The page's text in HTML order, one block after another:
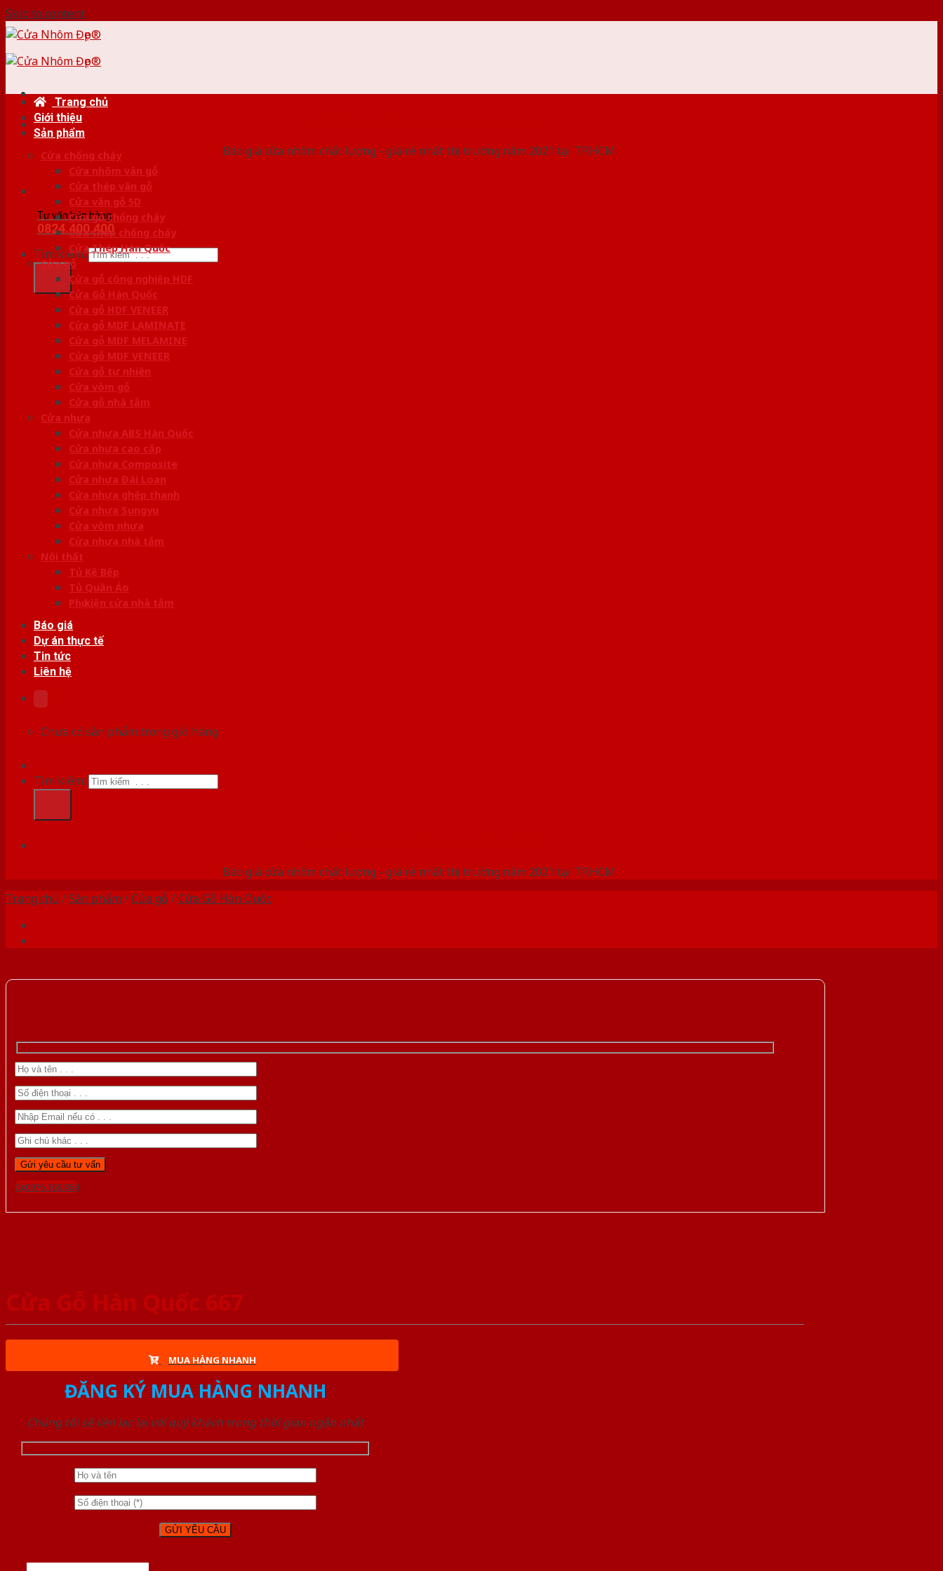
Skip to content
Báo giá cửa nhôm chất lượng - giá rẻ nhất thị trường năm 2021 tại TP.HCM
Tư vấn bán hàng
0824.400.400
Tìm kiếm:
Trang chủ
Giới thiệu
Sản phẩm
Cửa chống cháy
Cửa nhôm vân gỗ
Cửa thép vân gỗ
Cửa vân gỗ 5D
Cửa gỗ chống cháy
Cửa thép chống cháy
Cửa Thép Hàn Quốc
Cửa gỗ
Cửa gỗ công nghiệp HDF
Cửa Gỗ Hàn Quốc
Cửa gỗ HDF VENEER
Cửa gỗ MDF LAMINATE
Cửa gỗ MDF MELAMINE
Cửa gỗ MDF VENEER
Cửa gỗ tự nhiên
Cửa vòm gỗ
Cửa gỗ nhà tắm
Cửa nhựa
Cửa nhựa ABS Hàn Quốc
Cửa nhựa cao cấp
Cửa nhựa Composite
Cửa nhựa Đài Loan
Cửa nhựa ghép thanh
Cửa nhựa Sungyu
Cửa vòm nhựa
Cửa nhựa nhà tắm
Nội thất
Tủ Kệ Bếp
Tủ Quần Áo
Phụ kiện cửa nhà tắm
Báo giá
Dự án thực tế
Tin tức
Liên hệ
Chưa có sản phẩm trong giỏ hàng.
Tìm kiếm:
Báo giá cửa nhôm chất lượng - giá rẻ nhất thị trường năm 2021 tại TP.HCM
Trang chủ /Sản phẩm /Cửa gỗ /Cửa Gỗ Hàn Quốc
Gọi 0976.169.864
Cửa Gỗ Hàn Quốc 667
MUA HÀNG NHANH
ĐĂNG KÝ MUA HÀNG NHANH
Chúng tôi sẽ liên lạc lại với quý khách trong thời gian ngắn nhất